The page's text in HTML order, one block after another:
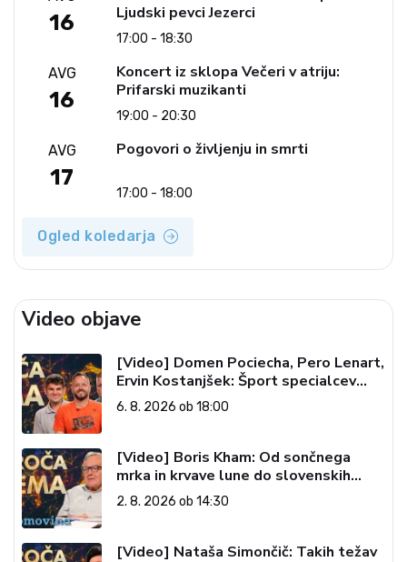
16
Ljudski pevci Jezerci
17:00 - 18:30
AVG
16
Koncert iz sklopa Večeri v atriju:
Prifarski muzikanti
19:00 - 20:30
AVG
17
Pogovori o življenju in smrti
17:00 - 18:00
Ogled koledarja
Video objave
[Video] Domen Pociecha, Pero Lenart,
Ervin Kostanjšek: Šport specialcev
(Vroča tema, 6. 8. 2026)
6. 8. 2026 ob 18:00
[Video] Boris Kham: Od sončnega
mrka in krvave lune do slovenskih
pečatov v vesolju (Vroča tema, 2. 8.
2026)
2. 8. 2026 ob 14:30
[Video] Nataša Simončič: Takih težav